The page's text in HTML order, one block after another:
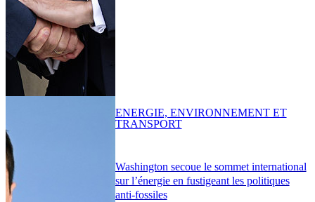
Washington secoue le sommet international
sur l’énergie en fustigeant les politiques
anti-fossiles
ENERGIE, ENVIRONNEMENT ET
TRANSPORT